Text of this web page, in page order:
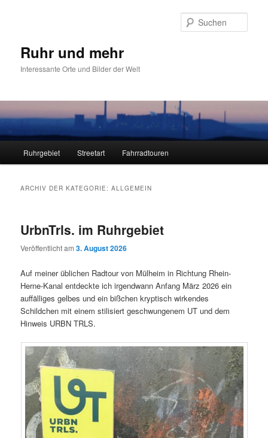
Ruhr und mehr
Interessante Orte und Bilder der Welt
Ruhrgebiet Streetart Fahrradtouren
ARCHIV DER KATEGORIE:ALLGEMEIN
UrbnTrls. im Ruhrgebiet
Veröffentlicht am3. August 2026
Auf meiner üblichen Radtour von Mülheim in Richtung Rhein-
Herne-Kanal entdeckte ich irgendwann Anfang März 2026 ein
auffälliges gelbes und ein bißchen kryptisch wirkendes
Schildchen mit einem stilisiert geschwungenem UT und dem
Hinweis URBN TRLS.